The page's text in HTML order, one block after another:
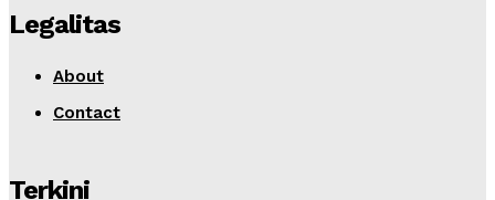
Legalitas
About
Contact
Terkini